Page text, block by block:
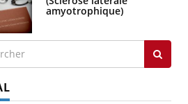
amyotrophique)